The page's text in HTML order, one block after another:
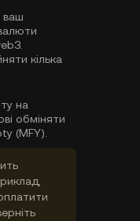
ваш
кілька
на
обміняти
(MFY).